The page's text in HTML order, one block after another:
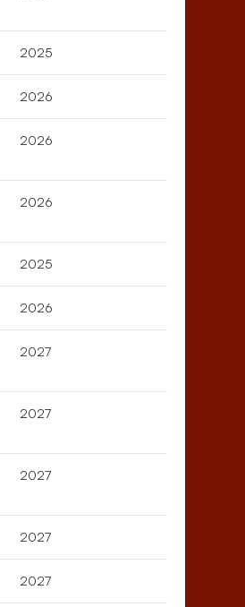
2025
2026
2026
2026
2025
2026
2027
2027
2027
2027
2027